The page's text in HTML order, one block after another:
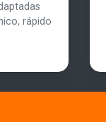
rápido